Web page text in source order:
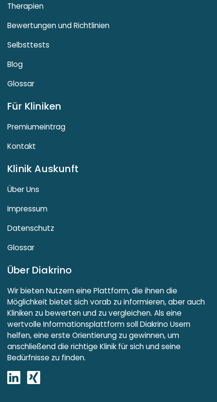
Therapien
Bewertungen und Richtlinien
Selbsttests
Blog
Glossar
Für Kliniken
Premiumeintrag
Kontakt
Klinik Auskunft
Über Uns
Impressum
Datenschutz
Glossar
Über Diakrino
Wir bieten Nutzern eine Plattform, die ihnen die
Möglichkeit bietet sich vorab zu informieren, aber auch
Kliniken zu bewerten und zu vergleichen. Als eine
wertvolle Informationsplattform soll Diakrino Usern
helfen, eine erste Orientierung zu gewinnen, um
anschließend die richtige Klinik für sich und seine
Bedürfnisse zu finden.